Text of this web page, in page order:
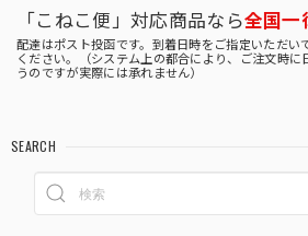
「こねこ便」対応商品なら全国一
配達はポスト投函です。到着日時をご指定いただい
ください。（システム上の都合により、ご注文時に
うのですが実際には承れません）
SEARCH